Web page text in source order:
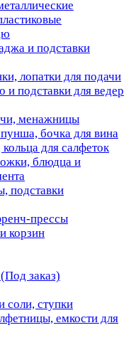
и подставки
лопатки для подачи
и подставки для ведер
менажницы
бочка для вина
для салфеток
блюдца и
подставки
прессы
корзин
заказ)
соли, ступки
емкости для